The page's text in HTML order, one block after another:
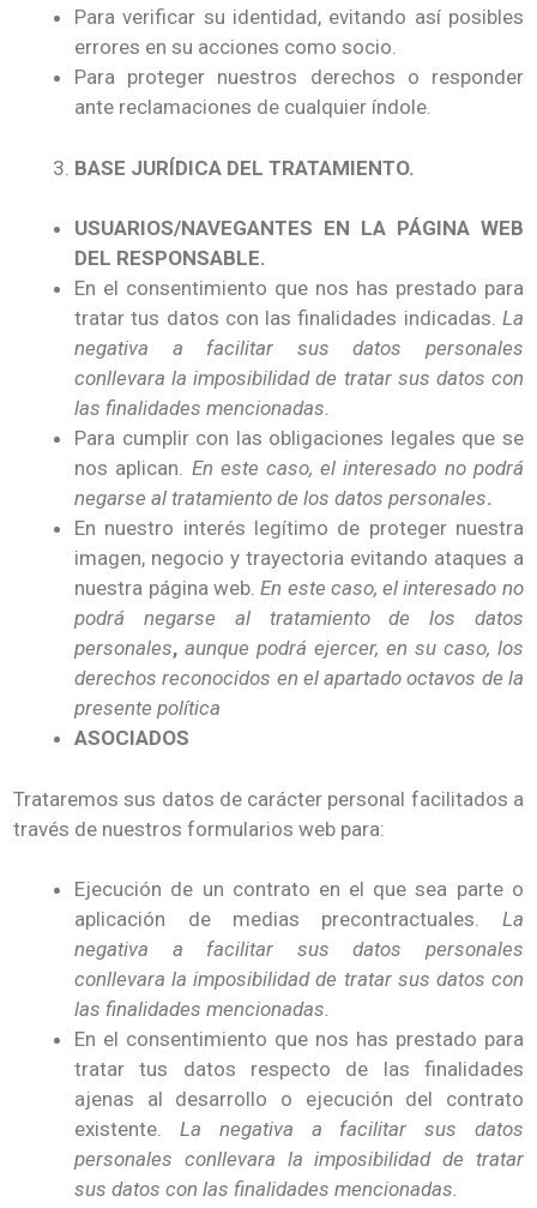
Para verificar su identidad, evitando así posibles
errores en su acciones como socio.
Para proteger nuestros derechos o responder
ante reclamaciones de cualquier índole.
BASE JURÍDICA DEL TRATAMIENTO.
USUARIOS/NAVEGANTES EN LA PÁGINA WEB
DEL RESPONSABLE.
En el consentimiento que nos has prestado para
tratar tus datos con las finalidades indicadas. La
negativa a facilitar sus datos personales
conllevara la imposibilidad de tratar sus datos con
las finalidades mencionadas.
Para cumplir con las obligaciones legales que se
nos aplican. En este caso, el interesado no podrá
negarse al tratamiento de los datos personales.
En nuestro interés legítimo de proteger nuestra
imagen, negocio y trayectoria evitando ataques a
nuestra página web.En este caso, el interesado no
podrá negarse al tratamiento de los datos
personales,aunque podrá ejercer, en su caso, los
derechos reconocidos en el apartado octavos de la
presente política
ASOCIADOS
Trataremos sus datos de carácter personal facilitados a
través de nuestros formularios web para:
Ejecución de un contrato en el que sea parte o
aplicación de medias precontractuales. La
negativa a facilitar sus datos personales
conllevara la imposibilidad de tratar sus datos con
las finalidades mencionadas.
En el consentimiento que nos has prestado para
tratar tus datos respecto de las finalidades
ajenas al desarrollo o ejecución del contrato
existente. La negativa a facilitar sus datos
personales conllevara la imposibilidad de tratar
sus datos con las finalidades mencionadas.